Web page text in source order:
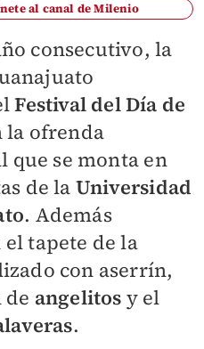
al canal de Milenio
consecutivo, la
Festival del Día de
la ofrenda
que se monta en
de la Universidad
. Además
tapete de la
con aserrín,
de angelitos y el
.